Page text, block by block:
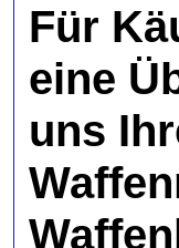
Für
eine
uns